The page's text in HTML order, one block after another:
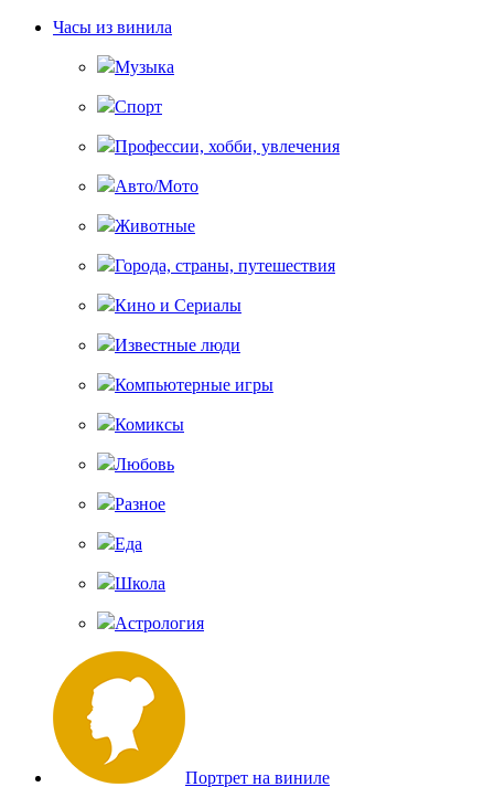
Часы из винила
Музыка
Спорт
Профессии, хобби, увлечения
Авто/Мото
Животные
Города, страны, путешествия
Кино и Сериалы
Известные люди
Компьютерные игры
Комиксы
Любовь
Разное
Еда
Школа
Астрология
Портрет на виниле